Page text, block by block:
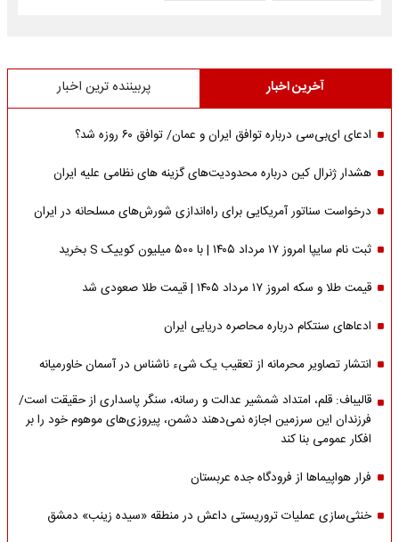
آخرین اخبار پربیننده ترین اخبار
ادعای ای‌بی‌سی درباره توافق ایران و عمان/ توافق ۶۰ روزه شد؟
هشدار ژنرال کین درباره محدودیت‌های گزینه های نظامی علیه ایران
درخواست سناتور آمریکایی برای راه‌اندازی شورش‌های مسلحانه در ایران
ثبت نام سایپا امروز ۱۷ مرداد ۱۴۰۵ | با ۵۰۰ میلیون کوییک S بخرید
قیمت طلا و سکه امروز ۱۷ مرداد ۱۴۰۵ | قیمت طلا صعودی شد
ادعاهای سنتکام درباره محاصره دریایی ایران
انتشار تصاویر محرمانه از تعقیب یک شیء ناشناس در آسمان خاورمیانه
قالیباف: قلم، امتداد شمشیر عدالت و رسانه، سنگر پاسداری از حقیقت است/
فرزندان این سرزمین اجازه نمی‌دهند دشمن، پیروزی‌های موهوم خود را بر
افکار عمومی بنا کند
فرار هواپیماها از فرودگاه جده عربستان
خنثی‌سازی عملیات تروریستی داعش در منطقه «سیده زینب» دمشق